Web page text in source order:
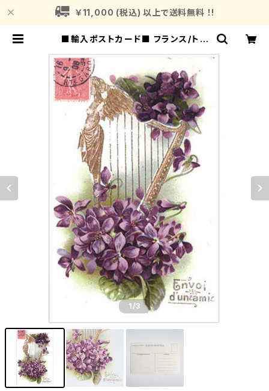
￥11,000 (税込) 以上で送料無料 ！!
■輸入ポストカード■ フランス/トゥ
バイオレット | Fragrance Plant
(フレグランスプラント)
1/3